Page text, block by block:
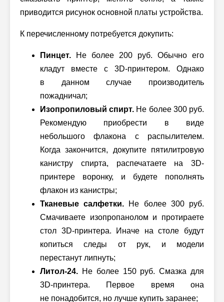
приводится рисунок основной платы устройства.
К перечисленному потребуется докупить:
Пинцет. Не более 200 руб. Обычно его
кладут вместе с 3D-принтером. Однако
в данном случае производитель
пожадничал;
Изопропиловый спирт. Не более 300 руб.
Рекомендую приобрести в виде
небольшого флакона с распылителем.
Когда закончится, докупите пятилитровую
канистру спирта, распечатаете на 3D-
принтере воронку, и будете пополнять
флакон из канистры;
Тканевые салфетки. Не более 300 руб.
Смачиваете изопропанолом и протираете
стол 3D-принтера. Иначе на столе будут
копиться следы от рук, и модели
перестанут липнуть;
Литол-24. Не более 150 руб. Смазка для
3D-принтера. Первое время она
не понадобится, но лучше купить заранее;